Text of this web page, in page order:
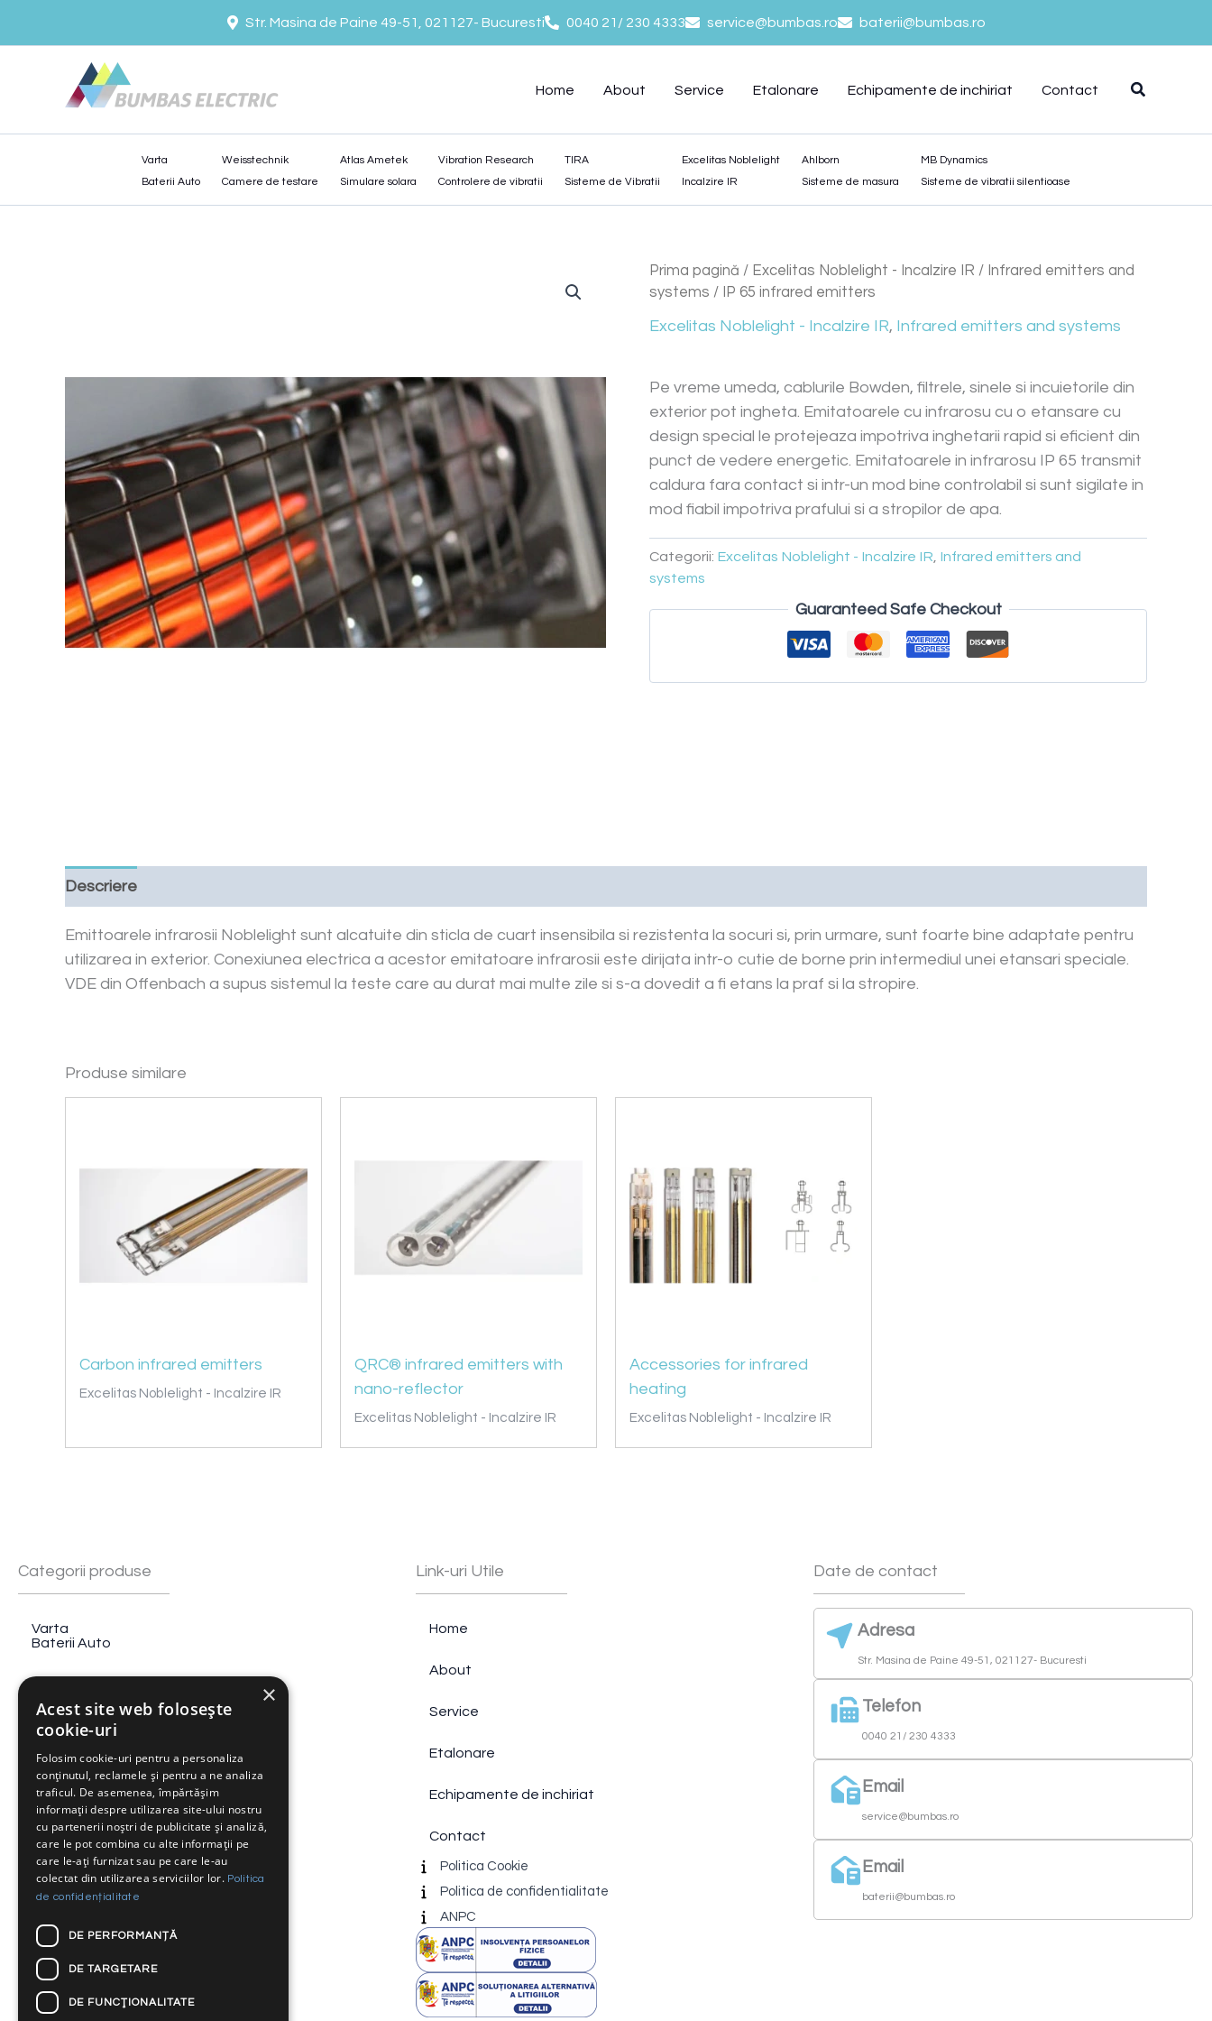
Str. Masina de Paine 49-51, 021127- Bucuresti 0040 21/ 230 4333 service@bumbas.ro baterii@bumbas.ro
Home About Service Etalonare Echipamente de inchiriat Contact
Varta
Baterii Auto
Weisstechnik
Camere de testare
Atlas Ametek
Simulare solara
Vibration Research
Controlere de vibratii
TIRA
Sisteme de Vibratii
Excelitas Noblelight
Incalzire IR
Ahlborn
Sisteme de masura
MB Dynamics
Sisteme de vibratii silentioase
Prima pagină / Excelitas Noblelight - Incalzire IR / Infrared emitters and
systems / IP 65 infrared emitters
Excelitas Noblelight - Incalzire IR, Infrared emitters and systems
Pe vreme umeda, cablurile Bowden, filtrele, sinele si incuietorile din
exterior pot ingheta. Emitatoarele cu infrarosu cu o etansare cu
design special le protejeaza impotriva inghetarii rapid si eficient din
punct de vedere energetic. Emitatoarele in infrarosu IP 65 transmit
caldura fara contact si intr-un mod bine controlabil si sunt sigilate in
mod fiabil impotriva prafului si a stropilor de apa.
Categorii: Excelitas Noblelight - Incalzire IR Infrared emitters and
systems
Guaranteed Safe Checkout
Descriere
Emittoarele infrarosii Noblelight sunt alcatuite din sticla de cuart insensibila si rezistenta la socuri si, prin urmare, sunt foarte bine adaptate pentru
utilizarea in exterior. Conexiunea electrica a acestor emitatoare infrarosii este dirijata intr-o cutie de borne prin intermediul unei etansari speciale.
VDE din Offenbach a supus sistemul la teste care au durat mai multe zile si s-a dovedit a fi etans la praf si la stropire.
Produse similare
Carbon infrared emitters
Excelitas Noblelight - Incalzire IR
QRC® infrared emitters with
nano-reflector
Excelitas Noblelight - Incalzire IR
Accessories for infrared
heating
Excelitas Noblelight - Incalzire IR
Categorii produse
Varta
Baterii Auto
Atlas Ametek
Simulare solara
Vibration Research
Controlere de vibratii
TIRA
Sisteme de Vibratii
Incalzire IR
Ahlborn
Sisteme de masura
Link-uri Utile
Home
About
Service
Etalonare
Echipamente de inchiriat
Contact
Politica Cookie
Politica de confidentialitate
ANPC
Date de contact
Adresa
Str. Masina de Paine 49-51, 021127- Bucuresti
Telefon
0040 21/ 230 4333
Email
service@bumbas.ro
Email
baterii@bumbas.ro
×
Acest site web folosește
cookie-uri
Folosim cookie-uri pentru a personaliza
conținutul, reclamele și pentru a ne analiza
traficul. De asemenea, împărtășim
informații despre utilizarea site-ului nostru
cu partenerii noștri de publicitate și analiză,
care le pot combina cu alte informații pe
care le-ați furnizat sau pe care le-au
colectat din utilizarea serviciilor lor. Politica
de confidențialitate
DE PERFORMANȚĂ
DE TARGETARE
DE FUNCŢIONALITATE